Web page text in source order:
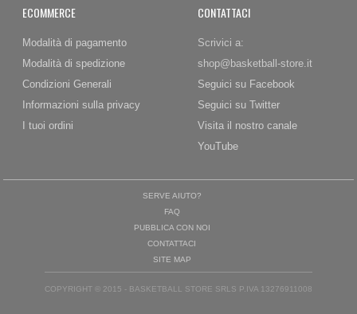
ECOMMERCE
Modalità di pagamento
Modalità di spedizione
Condizioni Generali
Informazioni sulla privacy
I tuoi ordini
CONTATTACI
Scrivici a:
shop@basketball-store.it
Seguici su Facebook
Seguici su Twitter
Visita il nostro canale
YouTube
SERVE AIUTO?
FAQ
PUBBLICA CON NOI
CONTATTACI
SITE MAP
COPYRIGHT © 2015 - BASKETBALL STORE SRLS P.IVA 13276911008